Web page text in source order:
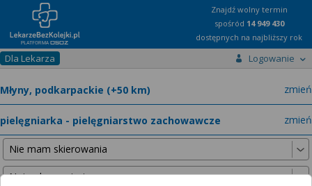
Znajdź wolny termin
spośród 14 949 430
dostępnych na najbliższy rok
Dla Lekarza Logowanie
zmień
zmień